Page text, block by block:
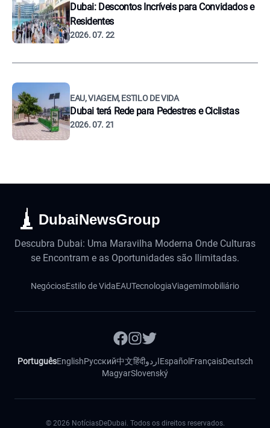
Dubai: Descontos Incríveis para Convidados e
Residentes
2026. 07. 22
EAU, VIAGEM, ESTILO DE VIDA
Dubai terá Rede para Pedestres e Ciclistas
2026. 07. 21
DubaiNewsGroup
Descubra Dubai: Uma Maravilha Moderna Onde Culturas
se Encontram e as Oportunidades são Ilimitadas.
NegóciosEstilo de VidaEAUTecnologiaViagemImobiliário
PortuguêsEnglishРусский中文हिंदीاردوEspañol FrançaisDeutsch
MagyarSlovenský
© 2026 NotíciasDeDubai. Todos os direitos reservados.